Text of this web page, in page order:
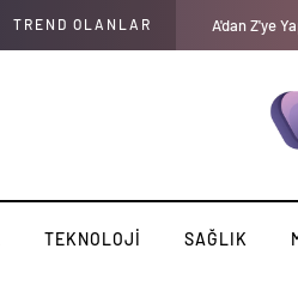
TREND OLANLAR
TEKNOLOJI SAĞLIK